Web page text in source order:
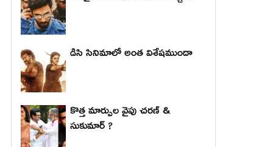
డిసి సినిమాలో అంత విశేషముందా
కొత్త మార్పుల వైపు చరణ్ &
సుకుమార్ ?